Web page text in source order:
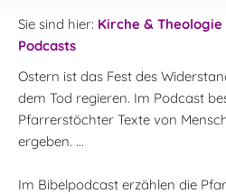
Sie sind hier: Kirche & Theologie
Podcasts
Ostern ist das Fest des
dem Tod regieren. Im Podcast
Pfarrerstöchter Texte von
ergeben. ...
Im Bibelpodcast erzählen die